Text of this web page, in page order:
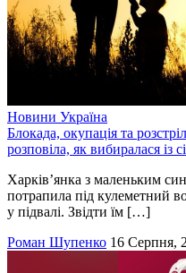
Новини Україна
Блокада, окупація та
розповіла, як вибиралася із
Харків’янка з маленьким
потрапила під кулеметний
у підвалі. Звідти їм […]
Роман Шупенко 16 Серпня,